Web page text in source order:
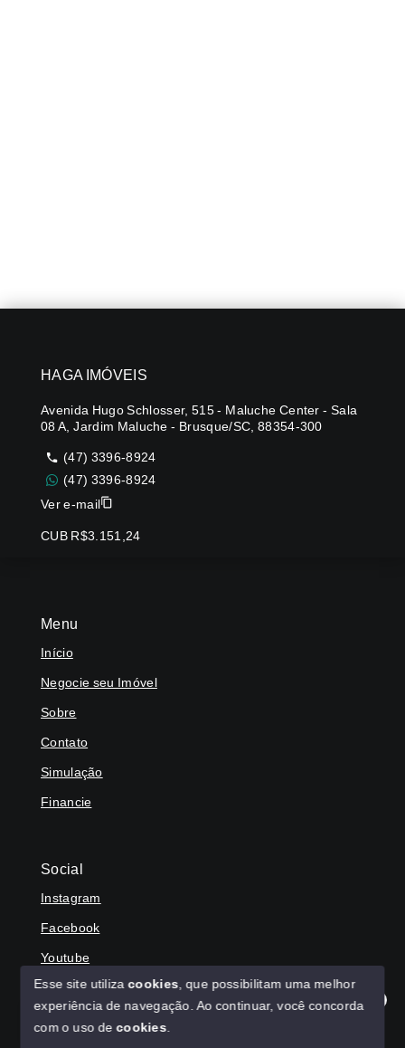
Olá! Agradecemos seu contato, como podemos ajudar?
Menu
Início
Negocie seu Imóvel
Sobre
Contato
Simulação
Financie
Social
Instagram
Facebook
Youtube
© Copyright 2026 - HAGA IMÓVEIS - Todos os direitos
HAGA IMÓVEIS
Avenida Hugo Schlosser, 515 - Maluche Center - Sala
08 A, Jardim Maluche - Brusque/SC, 88354-300
(47) 3396-8924
(47) 3396-8924
Ver e-mail
CUB R$3.151,24
Esse site utilizacookies , que possibilitam uma melhor
experiência de navegação. Ao continuar, você concorda
com o uso decookies